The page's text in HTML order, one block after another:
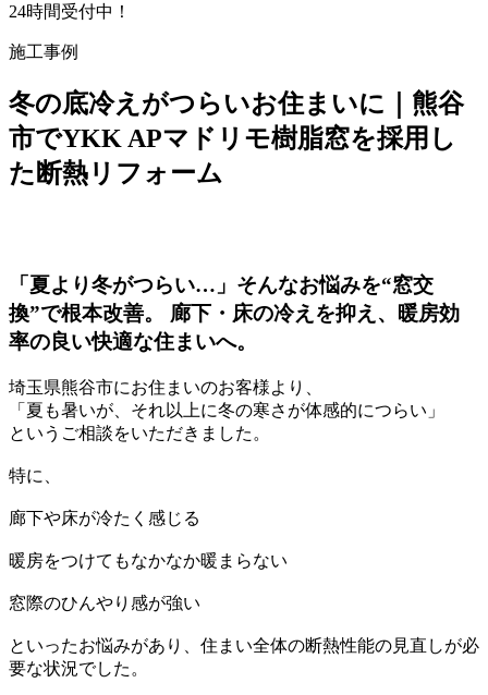
24時間受付中！
施工事例
冬の底冷えがつらいお住まいに｜熊谷
市でYKK APマドリモ樹脂窓を採用し
た断熱リフォーム
「夏より冬がつらい…」そんなお悩みを“窓交
換”で根本改善。 廊下・床の冷えを抑え、暖房効
率の良い快適な住まいへ。
埼玉県熊谷市にお住まいのお客様より、
「夏も暑いが、それ以上に冬の寒さが体感的につらい」
というご相談をいただきました。
特に、
廊下や床が冷たく感じる
暖房をつけてもなかなか暖まらない
窓際のひんやり感が強い
といったお悩みがあり、住まい全体の断熱性能の見直しが必
要な状況でした。